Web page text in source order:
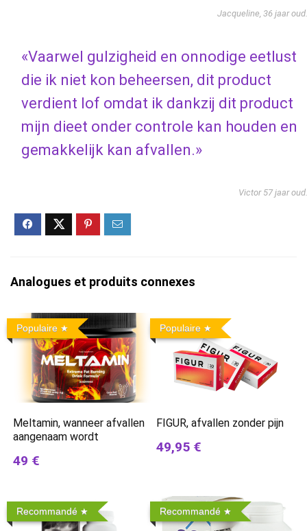
Jacqueline, 36 jaar oud.
«Vaarwel gulzigheid en onnodige eetlust
die ik niet kon beheersen, dit product
verdient lof omdat ik dankzij dit product
mijn dieet onder controle kan houden en
gemakkelijk kan afvallen.»
Victor 57 jaar oud.
Analogues et produits connexes
Populaire
Meltamin, wanneer afvallen
aangenaam wordt
49 €
Populaire
FIGUR, afvallen zonder pijn
49,95 €
Recommandé Recommandé